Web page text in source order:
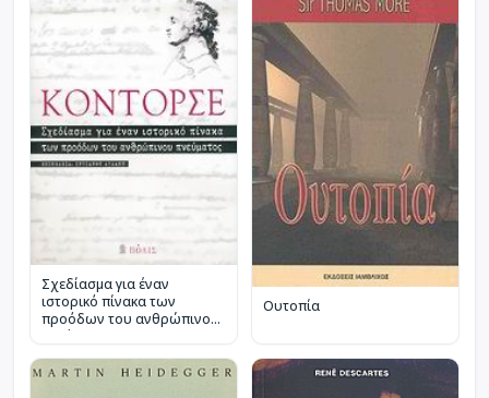
Σχεδίασμα για έναν
ιστορικό πίνακα των
προόδων του ανθρώπινου
πνεύματος
Ουτοπία